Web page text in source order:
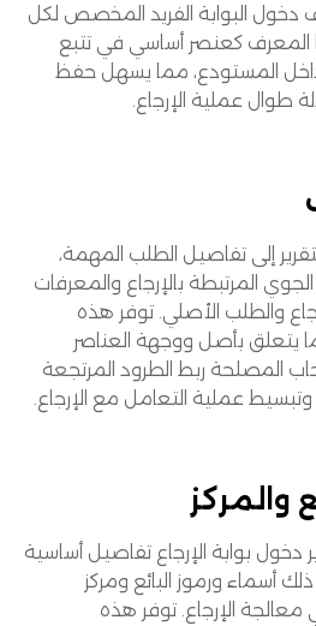
دخول البوابة الفريد المخصص لكل
المعرف كعنصر أساسي في تتبع
داخل المستودع، مما يسهل حفظ
طوال عملية الإرجاع.
إلى تفاصيل الطلب المهمة،
المرتبطة بالإرجاع والمعرفات
والطلب الأصلي. توفر هذه
يتعلق بأصل ووجهة العناصر
المصلحة ربط الطرود المرتجعة
وتبسيط عملية التعامل مع الإرجاع.
والمركز
دخول بوابة الإرجاع تفاصيل أساسية
أسماء ورموز البائع ومركز
الإرجاع. توفر هذه